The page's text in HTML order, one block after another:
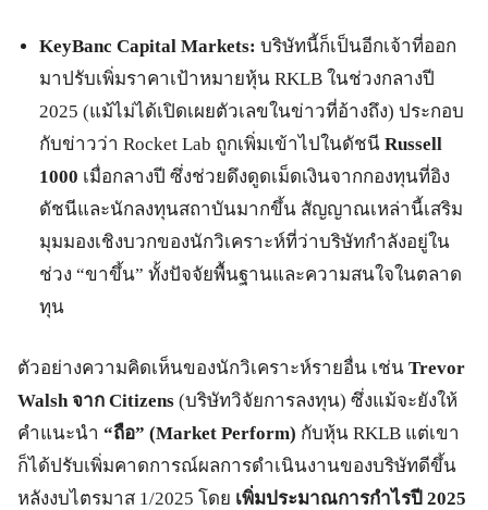
KeyBanc Capital Markets: บริษัทนี้ก็เป็นอีกเจ้าที่ออก
มาปรับเพิ่มราคาเป้าหมายหุ้น RKLB ในช่วงกลางปี
2025 (แม้ไม่ได้เปิดเผยตัวเลขในข่าวที่อ้างถึง) ประกอบ
กับข่าวว่า Rocket Lab ถูกเพิ่มเข้าไปในดัชนีRussell
1000 เมื่อกลางปี ซึ่งช่วยดึงดูดเม็ดเงินจากกองทุนที่อิง
ดัชนีและนักลงทุนสถาบันมากขึ้น สัญญาณเหล่านี้เสริม
มุมมองเชิงบวกของนักวิเคราะห์ที่ว่าบริษัทกำลังอยู่ใน
ช่วง “ขาขึ้น” ทั้งปัจจัยพื้นฐานและความสนใจในตลาด
ทุน
ตัวอย่างความคิดเห็นของนักวิเคราะห์รายอื่น เช่น Trevor
Walsh จาก Citizens (บริษัทวิจัยการลงทุน) ซึ่งแม้จะยังให้
คำแนะนำ “ถือ” (Market Perform) กับหุ้น RKLB แต่เขา
ก็ได้ปรับเพิ่มคาดการณ์ผลการดำเนินงานของบริษัทดีขึ้น
หลังงบไตรมาส 1/2025 โดย เพิ่มประมาณการกำไรปี 2025